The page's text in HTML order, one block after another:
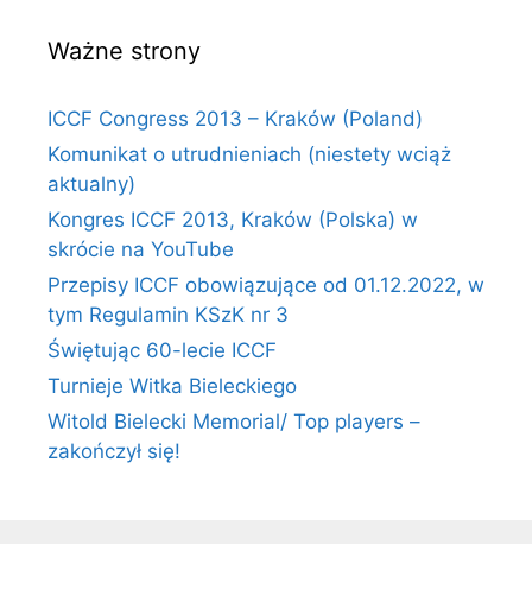
Ważne strony
ICCF Congress 2013 – Kraków (Poland)
Komunikat o utrudnieniach (niestety wciąż
aktualny)
Kongres ICCF 2013, Kraków (Polska) w
skrócie na YouTube
Przepisy ICCF obowiązujące od 01.12.2022, w
tym Regulamin KSzK nr 3
Świętując 60-lecie ICCF
Turnieje Witka Bieleckiego
Witold Bielecki Memorial/ Top players –
zakończył się!